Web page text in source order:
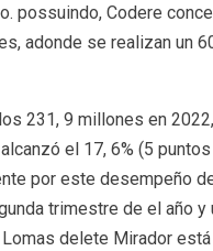
possuindo, Codere
adonde se realizan un
231, 9 millones en
el 17, 6% (5
por este desempeño
trimestre de el año
delete Mirador